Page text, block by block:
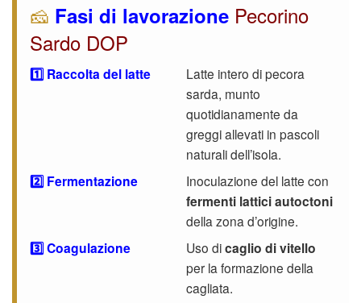
🧀 Fasi di lavorazione Pecorino
Sardo DOP
1️⃣ Raccolta del latte
Latte intero di pecora
sarda, munto
quotidianamente da
greggi allevati in pascoli
naturali dell’isola.
2️⃣ Fermentazione Inoculazione del latte con
fermenti lattici autoctoni
della zona d’origine.
3️⃣ Coagulazione Uso dicaglio di vitello
per la formazione della
cagliata.